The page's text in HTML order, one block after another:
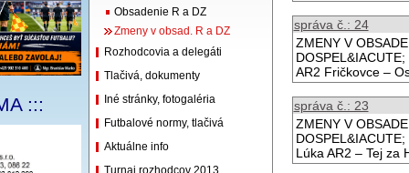
:::
Obsadenie R a DZ
Zmeny v obsad. R a DZ
Rozhodcovia a delegáti
Tlačivá, dokumenty
Iné stránky, fotogaléria
Futbalové normy, tlačivá
Aktuálne info
Turnaj rozhodcov 2013
správa č.: 24
ZMENY V
AR2 Fričkovce –
správa č.: 23
ZMENY V
Lúka AR2 – Tej za